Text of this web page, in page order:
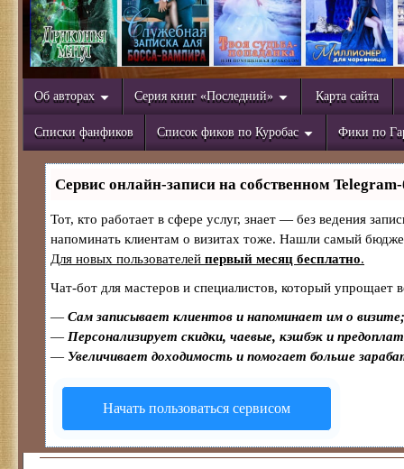
Об авторах Серия книг «Последний» Карта сайта
Списки фанфиков Список фиков по Куробас Фики по
Сервис онлайн-записи на собственном Telegram-
Тот, кто работает в сфере услуг, знает — без ведения
напоминать клиентам о визитах тоже. Нашли самый
Для новых пользователей первый месяц бесплатно.
Чат-бот для мастеров и специалистов, который упрощает
— Сам записывает клиентов и напоминает им о визите;
— Персонализирует скидки, чаевые, кэшбэк и
— Увеличивает доходимость и помогает больше
Начать пользоваться сервисом